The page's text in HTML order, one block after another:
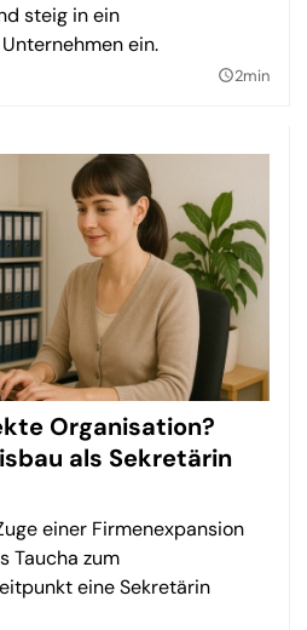
steig in ein
ein.
query_builder2min
Organisation?
als Sekretärin
einer Firmenexpansion
Taucha zum
eine Sekretärin